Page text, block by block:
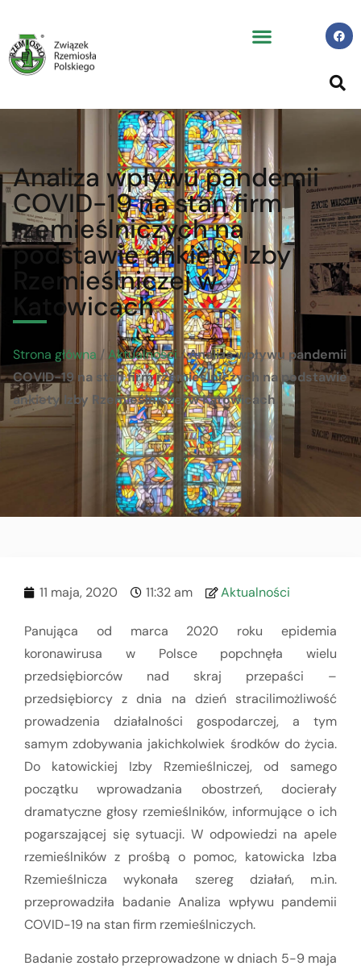
Analiza wpływu pandemii
COVID-19 na stan firm
rzemieślniczych na
podstawie ankiety Izby
Rzemieślniczej w
Katowicach
Strona główna / Aktualności/Analiza wpływu pandemii
COVID-19 na stan firm rzemieślniczych na podstawie
ankiety Izby Rzemieślniczej w Katowicach
11 maja, 2020 11:32 am Aktualności
Panująca od marca 2020 roku epidemia
koronawirusa w Polsce popchnęła wielu
przedsiębiorców nad skraj przepaści –
przedsiębiorcy z dnia na dzień stracilimożliwość
prowadzenia działalności gospodarczej, a tym
samym zdobywania jakichkolwiek środków do życia.
Do katowickiej Izby Rzemieślniczej, od samego
początku wprowadzania obostrzeń, docierały
dramatyczne głosy rzemieślników, informujące o ich
pogarszającej się sytuacji. W odpowiedzi na apele
rzemieślników z prośbą o pomoc, katowicka Izba
Rzemieślnicza wykonała szereg działań, m.in.
przeprowadziła badanie Analiza wpływu pandemii
COVID-19 na stan firm rzemieślniczych.
Badanie zostało przeprowadzone w dniach 5-9 maja